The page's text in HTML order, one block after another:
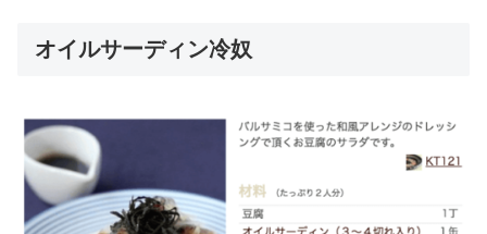
オイルサーディン冷奴